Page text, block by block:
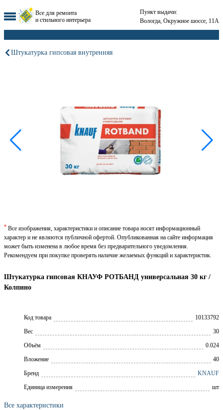
Все для ремонта
и стильного интерьера
Пункт выдачи:
Вологда, Окружное шоссе, 11А
Штукатурка гипсовая внутренняя
Штукатурка гипсовая КНАУФ РОТБАНД универсальная 30 кг /
Колпино
Код товара
10133792
Вес
30
Объём
0.024
Вложение
40
Брeнд
KNAUF
Единица измерения
шт
Все характеристики
* Все изображения, характеристики и описание товара носят информационный
характер и не являются публичной офертой. Опубликованная на сайте информация
может быть изменена в любое время без предварительного уведомления.
Рекомендуем при покупке проверять наличие желаемых функций и характеристик.